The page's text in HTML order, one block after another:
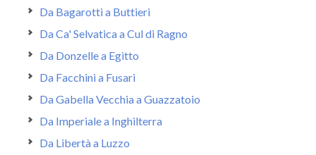
Da Bagarotti a Buttieri
Da Ca' Selvatica a Cul di Ragno
Da Donzelle a Egitto
Da Facchini a Fusari
Da Gabella Vecchia a Guazzatoio
Da Imperiale a Inghilterra
Da Libertà a Luzzo